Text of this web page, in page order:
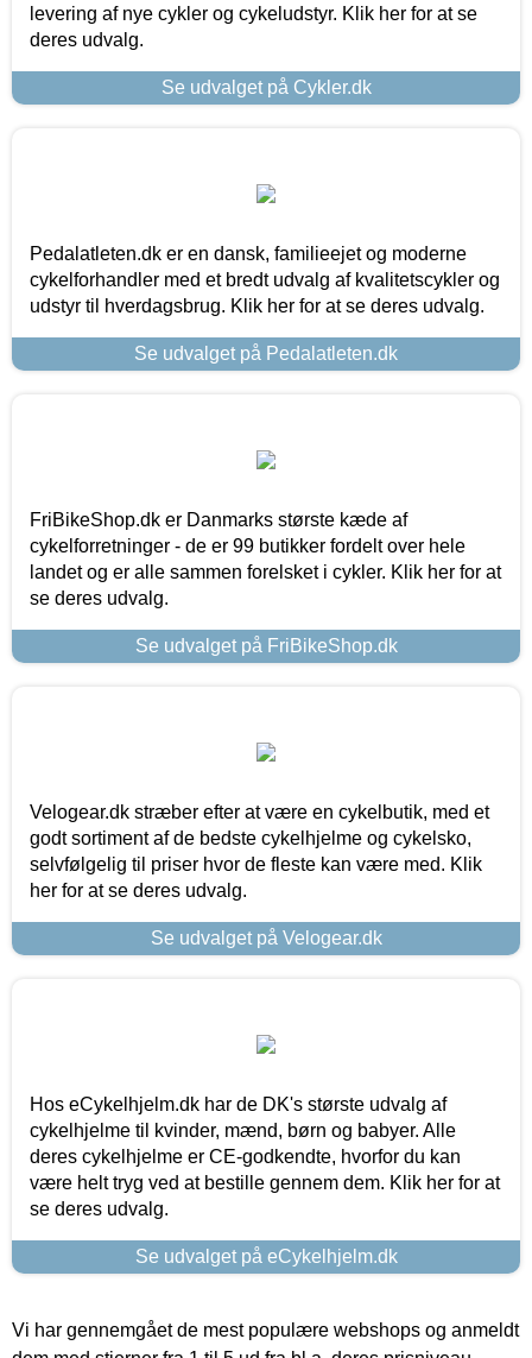
levering af nye cykler og cykeludstyr. Klik her for at se
deres udvalg.
Se udvalget på Cykler.dk
Pedalatleten.dk er en dansk, familieejet og moderne
cykelforhandler med et bredt udvalg af kvalitetscykler og
udstyr til hverdagsbrug. Klik her for at se deres udvalg.
Se udvalget på Pedalatleten.dk
FriBikeShop.dk er Danmarks største kæde af
cykelforretninger - de er 99 butikker fordelt over hele
landet og er alle sammen forelsket i cykler. Klik her for at
se deres udvalg.
Se udvalget på FriBikeShop.dk
Velogear.dk stræber efter at være en cykelbutik, med et
godt sortiment af de bedste cykelhjelme og cykelsko,
selvfølgelig til priser hvor de fleste kan være med. Klik
her for at se deres udvalg.
Se udvalget på Velogear.dk
Hos eCykelhjelm.dk har de DK's største udvalg af
cykelhjelme til kvinder, mænd, børn og babyer. Alle
deres cykelhjelme er CE-godkendte, hvorfor du kan
være helt tryg ved at bestille gennem dem. Klik her for at
se deres udvalg.
Se udvalget på eCykelhjelm.dk
Vi har gennemgået de mest populære webshops og anmeldt